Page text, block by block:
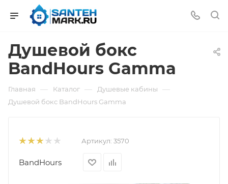
Душевой бокс
BandHours Gamma
Главная — Каталог — Душевые кабины —
Душевой бокс BandHours Gamma
Артикул: 3570
BandHours